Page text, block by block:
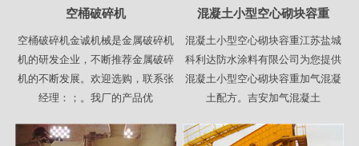
空桶破碎机
空桶破碎机金诚机械是金属破碎机
机的研发企业，不断推荐金属破碎
机的不断发展。欢迎选购，联系张
经理：；。我厂的产品优
混凝土小型空心砌块容重
混凝土小型空心砌块容重江苏盐城
科利达防水涂料有限公司为您提供
混凝土小型空心砌块容重加气混凝
土配方。吉安加气混凝土